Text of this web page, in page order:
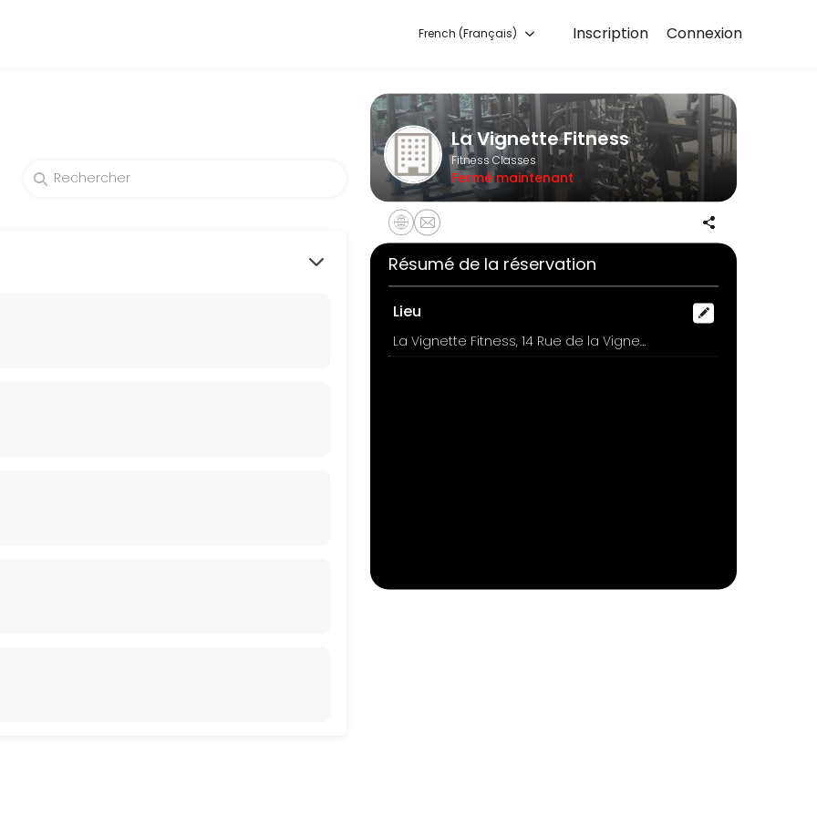
Connexion
Inscription
French (Français)
La Vignette Fitness
Fitness Classes
Fermé maintenant
Résumé de la réservation
Lieu
La Vignette Fitness, 14 Rue de la Vignette, Auderghem